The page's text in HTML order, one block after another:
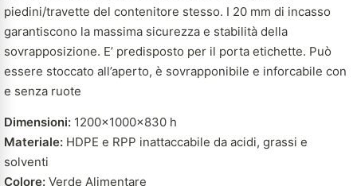
piedini/travette del contenitore stesso. I 20 mm di incasso
garantiscono la massima sicurezza e stabilità della
sovrapposizione. E’ predisposto per il porta etichette. Può
essere stoccato all’aperto, è sovrapponibile e inforcabile con
e senza ruote
Dimensioni: 1200x1000x830 h
Materiale: HDPE e RPP inattaccabile da acidi, grassi e
solventi
Colore: Verde Alimentare